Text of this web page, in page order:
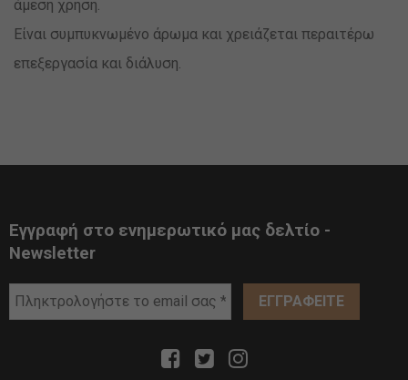
άμεση χρήση.
Είναι συμπυκνωμένο άρωμα και χρειάζεται περαιτέρω
επεξεργασία και διάλυση.
Εγγραφή στο ενημερωτικό μας δελτίο -
Newsletter